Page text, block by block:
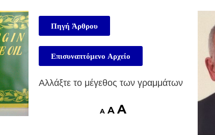
Πηγή Άρθρου
Επισυναπτόμενο Αρχείο
Αλλάξτε το μέγεθος των γραμμάτων
A A A